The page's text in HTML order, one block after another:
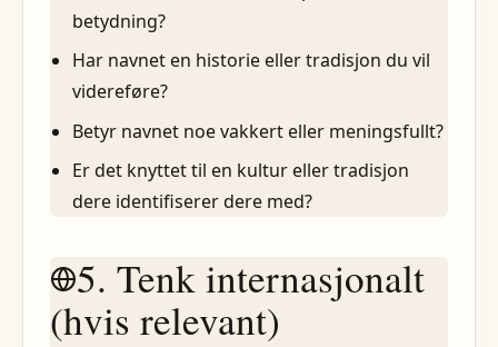
betydning?
Har navnet en historie eller tradisjon du vil
videreføre?
Betyr navnet noe vakkert eller meningsfullt?
Er det knyttet til en kultur eller tradisjon
dere identifiserer dere med?
5. Tenk internasjonalt
(hvis relevant)